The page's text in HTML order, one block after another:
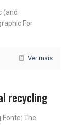
(and
For
Ver mais
recycling
The